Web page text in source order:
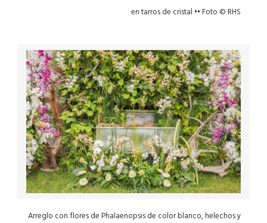
en tarros de cristal •• Foto © RHS
Arreglo con flores de Phalaenopsis de color blanco, helechos y